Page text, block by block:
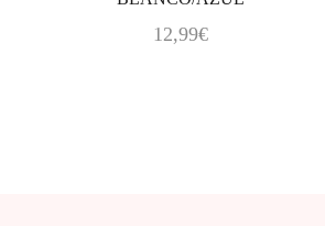
12,99€